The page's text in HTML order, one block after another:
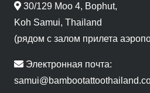
30/129 Moo 4, Bophut,
Koh Samui, Thailand
(рядом с залом прилета
Электронная почта: